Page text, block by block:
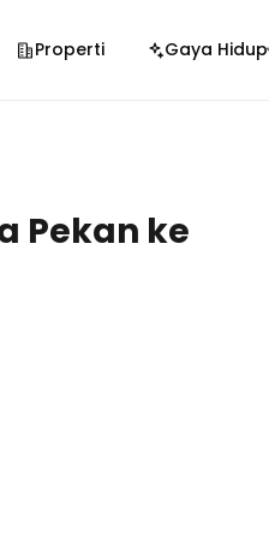
Properti Gaya Hidup
Pekan ke